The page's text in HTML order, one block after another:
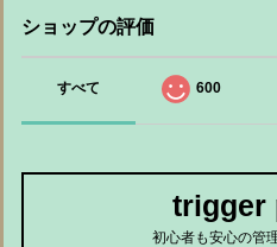
ショップの評価
すべて 600
trigger
初心者も安心の管